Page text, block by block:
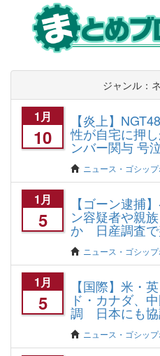
ジャンル：
1月
10
【炎上】
性が自宅に押
ンバー関与 号
ニュース・ゴシッ
1月
5
【ゴーン逮捕
ン容疑者や親
か 日産調査
ニュース・ゴシッ
1月
5
【国際】米・
ド・カナダ、
調 日本にも
ニュース・ゴシッ